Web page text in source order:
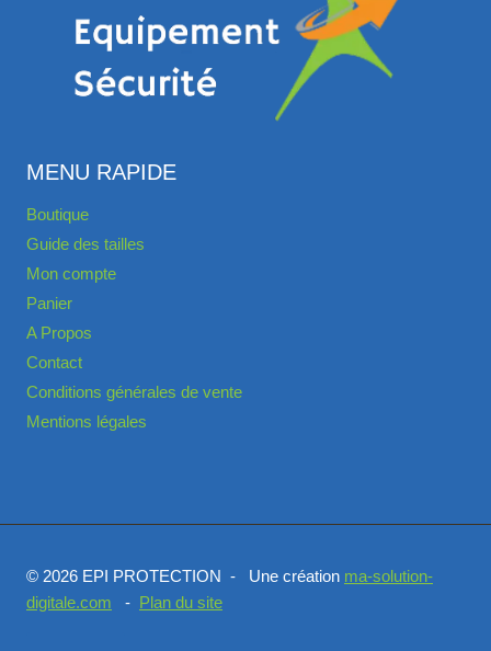
MENU RAPIDE
Boutique
Guide des tailles
Mon compte
Panier
A Propos
Contact
Conditions générales de vente
Mentions légales
© 2026 EPI PROTECTION - Une création ma-solution-
digitale.com - Plan du site